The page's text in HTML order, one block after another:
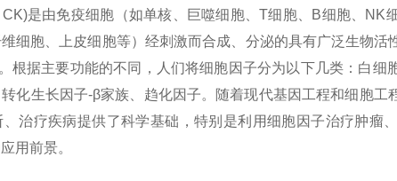
CK)是由免疫细胞（如单核、巨噬细胞、T细胞、 B细胞、 NK
细胞、上皮细胞等）经刺激而合成、分泌的具有广泛生物
根据主要功能的不同，人们将细胞因子分为以下几类：白细
化生长因子-β家族、趋化因子。随着现代基因工程和细胞工
治疗疾病提供了科学基础，特别是利用细胞因子治疗肿瘤
用前景。